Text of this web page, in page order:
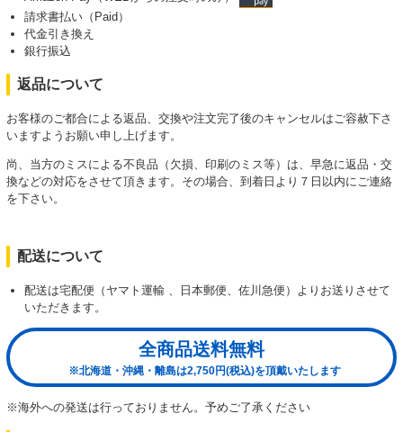
請求書払い（Paid）
代金引き換え
銀行振込
返品について
お客様のご都合による返品、交換や注文完了後のキャンセルはご容赦下さ
いますようお願い申し上げます。
尚、当方のミスによる不良品（欠損、印刷のミス等）は、早急に返品・交
換などの対応をさせて頂きます。その場合、到着日より７日以内にご連絡
を下さい。
配送について
配送は宅配便（ヤマト運輸 、日本郵便、佐川急便）よりお送りさせて
いただきます。
全商品送料無料
※北海道・沖縄・離島は2,750円(税込)を頂戴いたします
※海外への発送は行っておりません。予めご了承ください